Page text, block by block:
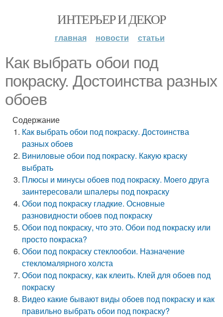
ИНТЕРЬЕР И ДЕКОР
главная новости статьи
Как выбрать обои под
покраску. Достоинства разных
обоев
Содержание
Как выбрать обои под покраску. Достоинства
разных обоев
Виниловые обои под покраску. Какую краску
выбрать
Плюсы и минусы обоев под покраску. Моего друга
заинтересовали шпалеры под покраску
Обои под покраску гладкие. Основные
разновидности обоев под покраску
Обои под покраску, что это. Обои под покраску или
просто покраска?
Обои под покраску стеклообои. Назначение
стекломалярного холста
Обои под покраску, как клеить. Клей для обоев под
покраску
Видео какие бывают виды обоев под покраску и как
правильно выбрать обои под покраску?